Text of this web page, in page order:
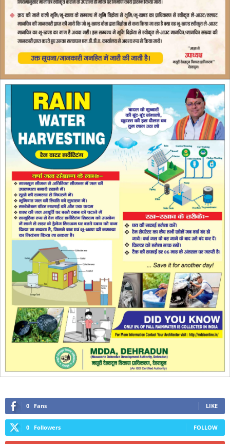
0 Fans LIKE
0 Followers FOLLOW